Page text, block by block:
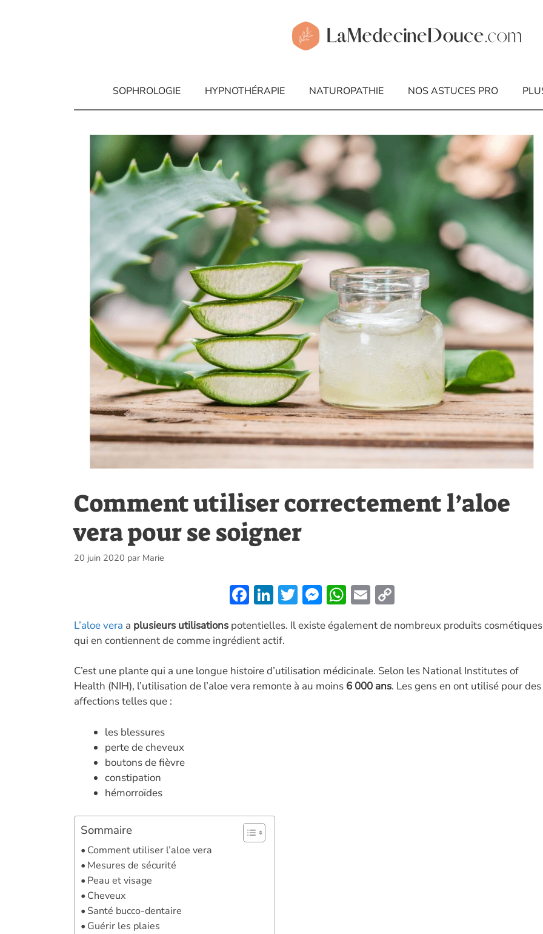
SOPHROLOGIE HYPNOTHÉRAPIE NATUROPATHIE NOS ASTUCES PRO
Comment utiliser correctement l’aloe
vera pour se soigner
20 juin 2020 par Marie
F
e
b
o
o
Li
k
e
dI
n
T
itt
M
es
se
g
er
W
at
A
p
E
ai p
Li
n
L’aloe vera a plusieurs utilisations potentielles. Il existe également de nombreux produits cosmétiques
qui en contiennent de comme ingrédient actif.
C’est une plante qui a une longue histoire d’utilisation médicinale. Selon les National Institutes of
Health (NIH), l’utilisation de l’aloe vera remonte à au moins 6 000 ans. Les gens en ont utilisé pour des
affections telles que :
les blessures
perte de cheveux
boutons de fièvre
constipation
hémorroïdes
Sommaire
Comment utiliser l’aloe vera
Mesures de sécurité
Peau et visage
Cheveux
Santé bucco-dentaire
Guérir les plaies